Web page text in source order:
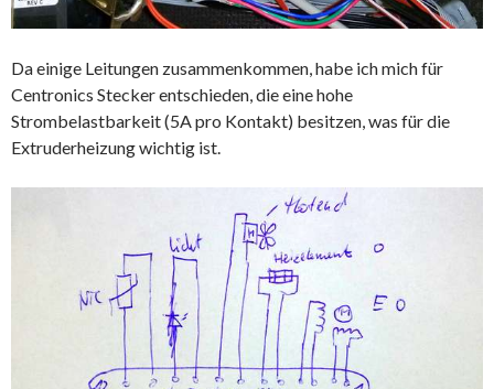
Da einige Leitungen zusammenkommen, habe ich mich für
Centronics Stecker entschieden, die eine hohe
Strombelastbarkeit (5A pro Kontakt) besitzen, was für die
Extruderheizung wichtig ist.